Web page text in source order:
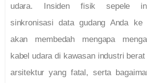
udara. Insiden fisik sepele ini
sinkronisasi data gudang Anda ke
akan membedah mengapa
kabel udara di kawasan industri
arsitektur yang fatal, serta